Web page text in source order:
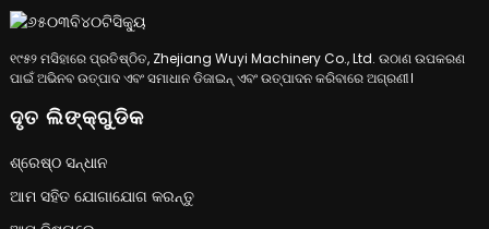
୧୯୫୨ ମସିହାରେ ପ୍ରତିଷ୍ଠିତ, Zhejiang Wuyi Machinery Co., Ltd. ଉଠାଣ ଉପକରଣ
ପାଇଁ ଅଭିନବ ଉତ୍ପାଦ ଏବଂ ସମାଧାନ ଡିଜାଇନ୍ ଏବଂ ଉତ୍ପାଦନ କରିବାରେ ଅଗ୍ରଣୀ।
ଦୃତ ଲିଙ୍କ୍ଗୁଡିକ
ଶ୍ରେଷ୍ଠ ସନ୍ଧାନ
ଆମ ସହିତ ଯୋଗାଯୋଗ କରନ୍ତୁ